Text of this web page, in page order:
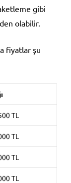
gibi
olabilir.
fiyatlar şu
TL
TL
TL
TL